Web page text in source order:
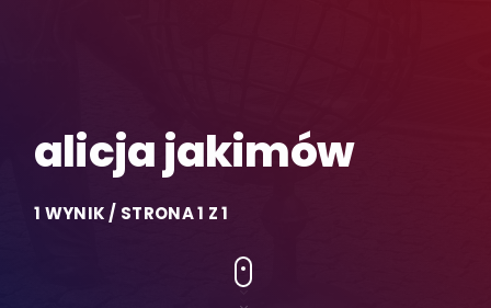
alicja jakimów
1 WYNIK / STRONA 1 Z 1